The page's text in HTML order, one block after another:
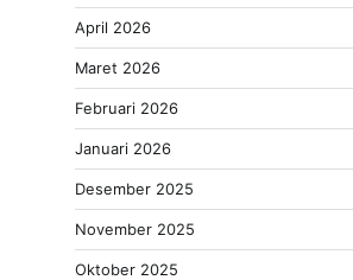
April 2026
Maret 2026
Februari 2026
Januari 2026
Desember 2025
November 2025
Oktober 2025